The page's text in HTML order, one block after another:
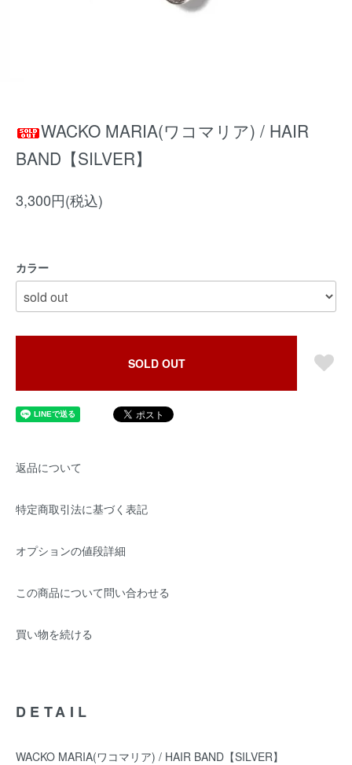
WACKO MARIA(ワコマリア) / HAIR
BAND【SILVER】
3,300円(税込)
カラー
SOLD OUT
返品について
特定商取引法に基づく表記
オプションの値段詳細
この商品について問い合わせる
買い物を続ける
DETAIL
WACKO MARIA(ワコマリア) / HAIR BAND【SILVER】